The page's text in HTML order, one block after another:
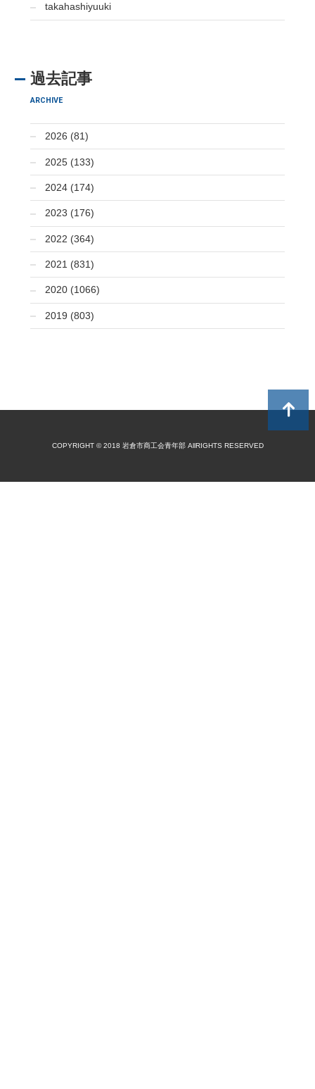
takahashiyuuki
過去記事
ARCHIVE
2026 (81)
2025 (133)
2024 (174)
2023 (176)
2022 (364)
2021 (831)
2020 (1066)
2019 (803)
COPYRIGHT © 2018 岩倉市商工会青年部 AllRIGHTS RESERVED